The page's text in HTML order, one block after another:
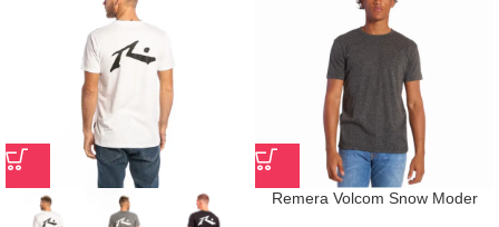
Remera Volcom Snow Moder